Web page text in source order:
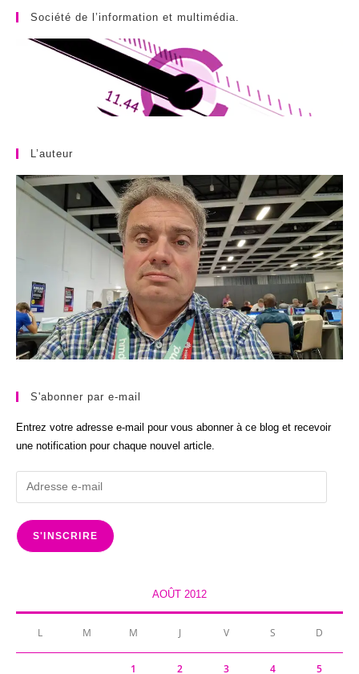
Société de l’information et multimédia.
L’auteur
S'abonner par e-mail
Entrez votre adresse e-mail pour vous abonner à ce blog et recevoir
une notification pour chaque nouvel article.
Adresse
e-
mail
S'INSCRIRE
AOÛT 2012
L M M J V S D
1 2 3 4 5